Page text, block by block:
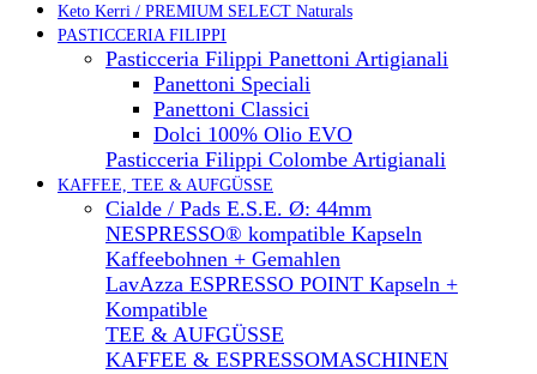
Keto Kerri / PREMIUM SELECT Naturals
PASTICCERIA FILIPPI
Pasticceria Filippi Panettoni Artigianali
Panettoni Speciali
Panettoni Classici
Dolci 100% Olio EVO
Pasticceria Filippi Colombe Artigianali
KAFFEE, TEE & AUFGÜSSE
Cialde / Pads E.S.E. Ø: 44mm
NESPRESSO® kompatible Kapseln
Kaffeebohnen + Gemahlen
LavAzza ESPRESSO POINT Kapseln +
Kompatible
TEE & AUFGÜSSE
KAFFEE & ESPRESSOMASCHINEN